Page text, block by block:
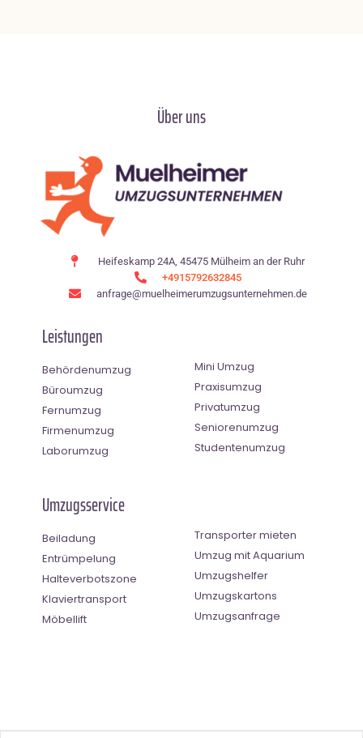
Über uns
Heifeskamp 24A, 45475 Mülheim an der Ruhr
+4915792632845
anfrage@muelheimerumzugsunternehmen.de
Leistungen
Behördenumzug
Büroumzug
Fernumzug
Firmenumzug
Laborumzug
Mini Umzug
Praxisumzug
Privatumzug
Seniorenumzug
Studentenumzug
Umzugsservice
Beiladung
Entrümpelung
Halteverbotszone
Klaviertransport
Möbellift
Transporter mieten
Umzug mit Aquarium
Umzugshelfer
Umzugskartons
Umzugsanfrage